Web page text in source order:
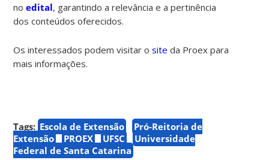
noedital, garantindo a relevância e a pertinência
dos conteúdos oferecidos.
Os interessados podem visitar osite da Proex para
mais informações.
Tags: Escola de Extensão
Pró-Reitoria de
Extensão
PROEX UFSC
Universidade
Federal de Santa Catarina